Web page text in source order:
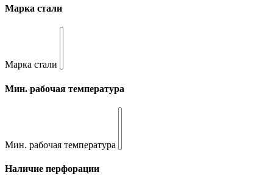
Марка стали
Марка стали
Мин. рабочая температура
Мин. рабочая температура
Наличие перфорации